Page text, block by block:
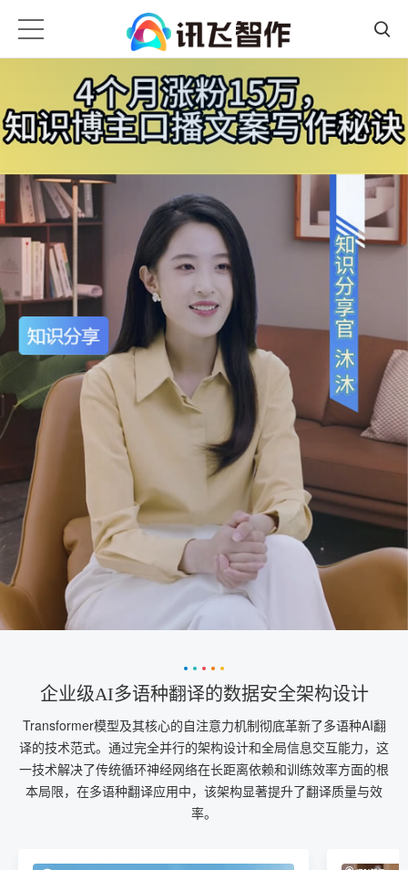
企业级AI多语种翻译的数据安全架构设计
Transformer模型及其核心的自注意力机制彻底革新了多语种AI翻
译的技术范式。通过完全并行的架构设计和全局信息交互能力，这
一技术解决了传统循环神经网络在长距离依赖和训练效率方面的根
本局限，在多语种翻译应用中，该架构显著提升了翻译质量与效
率。